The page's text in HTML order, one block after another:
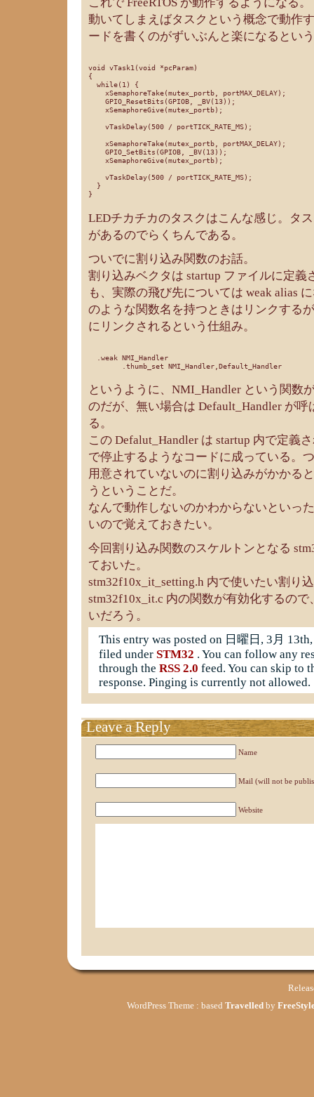
動いてしまえばタスクという概念で動作
ードを書くのがずいぶんと楽になるとい
void vTask1(void *pcParam)
{
  while(1) {
    xSemaphoreTake(mutex_portb, portMAX_DELAY);
    GPIO_ResetBits(GPIOB, _BV(13));
    xSemaphoreGive(mutex_portb);
    vTaskDelay(500 / portTICK_RATE_MS);
    xSemaphoreTake(mutex_portb, portMAX_DELAY);
    GPIO_SetBits(GPIOB, _BV(13));
    xSemaphoreGive(mutex_portb);
    vTaskDelay(500 / portTICK_RATE_MS);
  }
LEDチカチカのタスクはこんな感じ。タ
があるのでらくちんである。
ついでに割り込み関数のお話。
割り込みベクタは startup ファイルに定義
も、実際の飛び先については weak alias
のような関数名を持つときはリンクする
にリンクされるという仕組み。
  .weak	NMI_Handler
というように、NMI_Handler という関数
のだが、無い場合は Default_Handler が
る。
この Defalut_Handler は startup 内で定義
で停止するようなコードに成っている。
用意されていないのに割り込みがかかる
うということだ。
なんで動作しないのかわからないといっ
いので覚えておきたい。
今回割り込み関数のスケルトンとなる
ておいた。
stm32f10x_it_setting.h 内で使いたい割り
stm32f10x_it.c 内の関数が有効化するの
いだろう。
This entry was posted on 日曜日, 3月
filed under STM32 . You can follow any
through the RSS 2.0 feed. You can skip to
response. Pinging is currently not allowed.
Leave a Reply
Name
Mail (will not be
Website
WordPress Theme : based Travelledby